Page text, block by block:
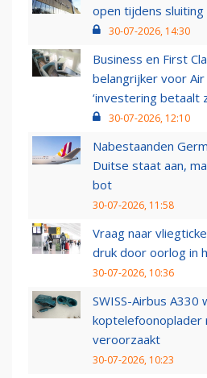
open tijdens
30-07-2026, 14:30
Business en First
belangrijker voor Air
‘investering betaalt
30-07-2026, 12:10
Nabestaanden
Duitse staat aan,
bot
30-07-2026, 11:58
Vraag naar
druk door oorlog in
30-07-2026, 10:36
SWISS-Airbus A330
koptelefoonoplader
veroorzaakt
30-07-2026, 10:23